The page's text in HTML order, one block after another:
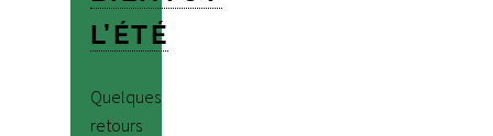
L’ÉTÉ
Quelques
retours